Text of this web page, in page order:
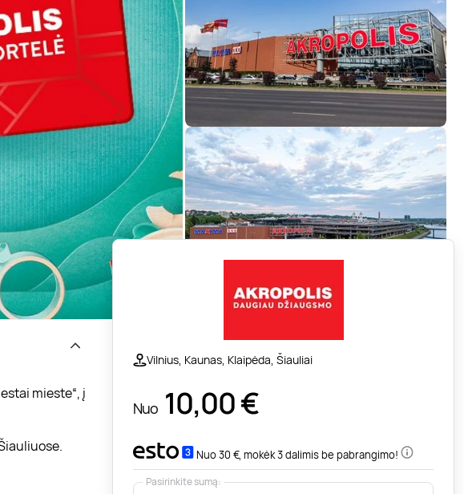
Vilnius, Kaunas, Klaipėda, Šiauliai
Nuo 10,00€
Nuo 30 €, mokėk 3 dalimis be pabrangimo!
Pasirinkite sumą:
mieste“, į